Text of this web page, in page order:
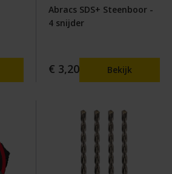
Abracs SDS+ Steenboor -
4 snijder
€ 3,20 Bekijk